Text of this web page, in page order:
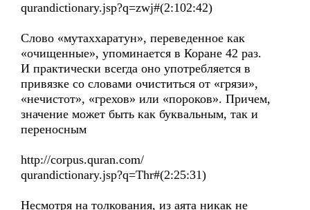
qurandictionary.jsp?q=zwj#(2:102:42)
Слово «мутаххаратун», переведенное как
«очищенные», упоминается в Коране 42 раз.
И практически всегда оно употребляется в
привязке со словами очиститься от «грязи»,
«нечистот», «грехов» или «пороков». Причем,
значение может быть как буквальным, так и
переносным
http://corpus.quran.com/
qurandictionary.jsp?q=Thr#(2:25:31)
Несмотря на толкования, из аята никак не